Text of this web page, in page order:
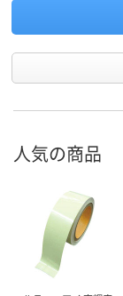
人気の商品